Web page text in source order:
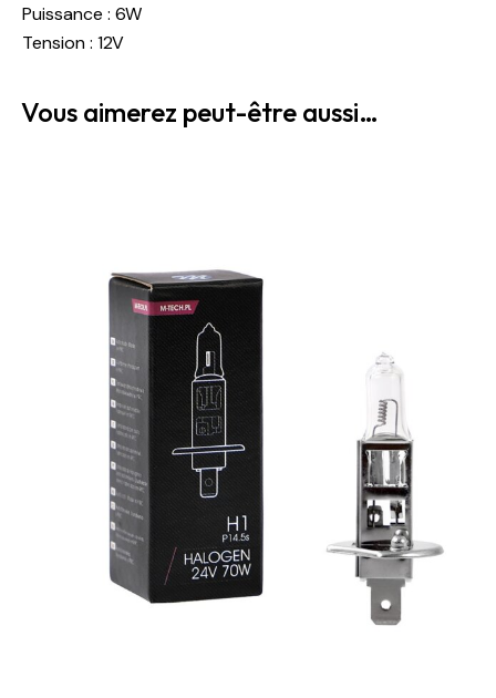
Puissance : 6W
Tension : 12V
Vous aimerez peut-être aussi…